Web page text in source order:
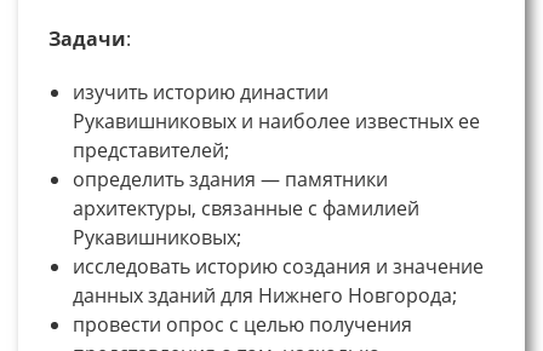
Задачи:
изучить историю династии
Рукавишниковых и наиболее известных ее
представителей;
определить здания — памятники
архитектуры, связанные с фамилией
Рукавишниковых;
исследовать историю создания и значение
данных зданий для Нижнего Новгорода;
провести опрос с целью получения